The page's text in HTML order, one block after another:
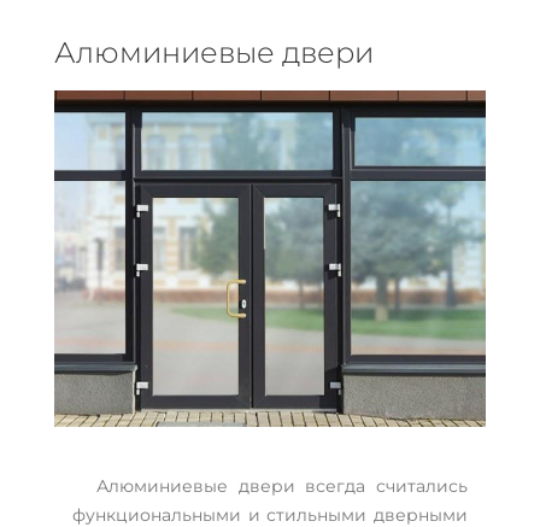
Алюминиевые двери
Алюминиевые двери всегда считались
функциональными и стильными дверными